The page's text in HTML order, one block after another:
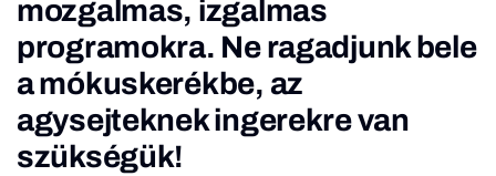
mozgalmas, izgalmas
programokra. Ne ragadjunk bele
a mókuskerékbe, az
agysejteknek ingerekre van
szükségük!